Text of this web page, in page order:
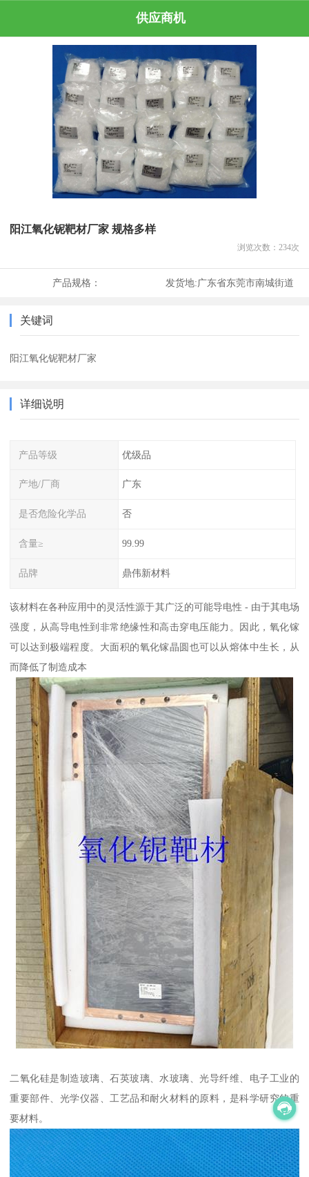
供应商机
阳江氧化铌靶材厂家 规格多样
浏览次数： 234次
产品规格： 发货地:广东省东莞市南城街道
关键词
阳江氧化铌靶材厂家
详细说明
产品等级 优级品
产地/厂商 广东
是否危险化学品 否
含量≥ 99.99
品牌 鼎伟新材料
该材料在各种应用中的灵活性源于其广泛的可能导电性 - 由于其电场
强度，从高导电性到非常绝缘性和高击穿电压能力。因此，氧化镓
可以达到极端程度。大面积的氧化镓晶圆也可以从熔体中生长，从
而降低了制造成本
二氧化硅是制造玻璃、石英玻璃、水玻璃、光导纤维、电子工业的
重要部件、光学仪器、工艺品和耐火材料的原料，是科学研究的重
要材料。